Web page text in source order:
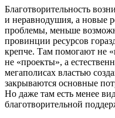
Благотворительность
и неравнодушия, а новые
проблемы, меньше
провинции ресурсов
крепче. Там помогают не
не «проекты», а
мегаполисах властью
закрываются основные
Но даже там есть менее
благотворительной